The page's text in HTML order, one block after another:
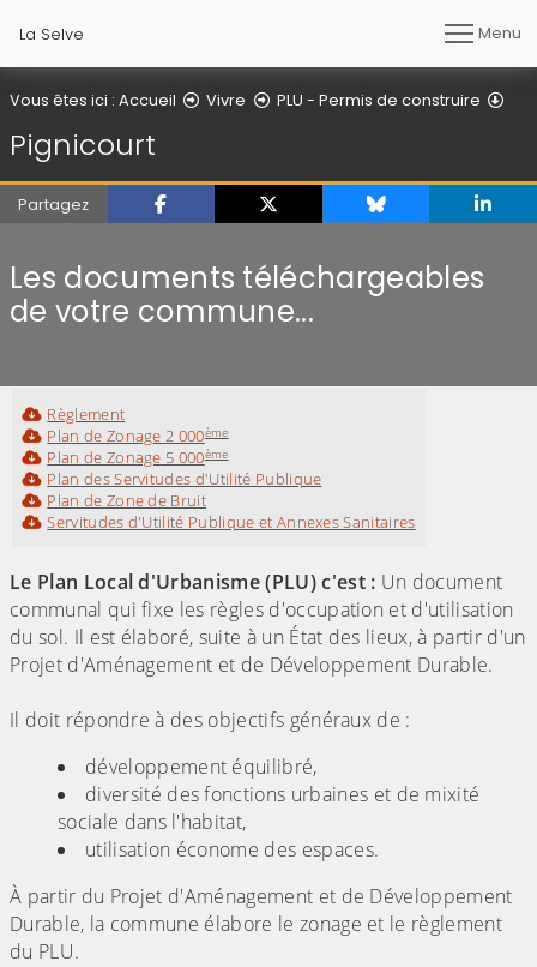
La Selve Menu
Vous êtes ici : Accueil Vivre PLU - Permis de construire
Pignicourt
Partagez
Les documents téléchargeables
de votre commune...
Règlement
Plan de Zonage 2 000ème
Plan de Zonage 5 000ème
Plan des Servitudes d'Utilité Publique
Plan de Zone de Bruit
Servitudes d'Utilité Publique et Annexes Sanitaires
Le Plan Local d'Urbanisme (PLU) c'est : Un document
communal qui fixe les règles d'occupation et d'utilisation
du sol. Il est élaboré, suite à un État des lieux, à partir d'un
Projet d'Aménagement et de Développement Durable.
Il doit répondre à des objectifs généraux de :
développement équilibré,
diversité des fonctions urbaines et de mixité
sociale dans l'habitat,
utilisation économe des espaces.
À partir du Projet d'Aménagement et de Développement
Durable, la commune élabore le zonage et le règlement
du PLU.